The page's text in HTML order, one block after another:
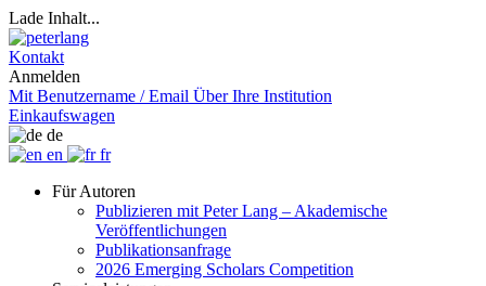
Lade Inhalt...
Kontakt
Anmelden
Mit Benutzername / Email Über Ihre Institution
Einkaufswagen
de
en
fr
Für Autoren
Publizieren mit Peter Lang – Akademische
Veröffentlichungen
Publikationsanfrage
2026 Emerging Scholars Competition